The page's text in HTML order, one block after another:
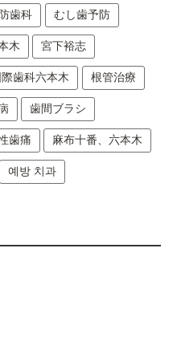
歯科 むし歯予防
木 宮下裕志
歯科六本木 根管治療
歯間ブラシ
歯痛 麻布十番、六本木
예방 치과